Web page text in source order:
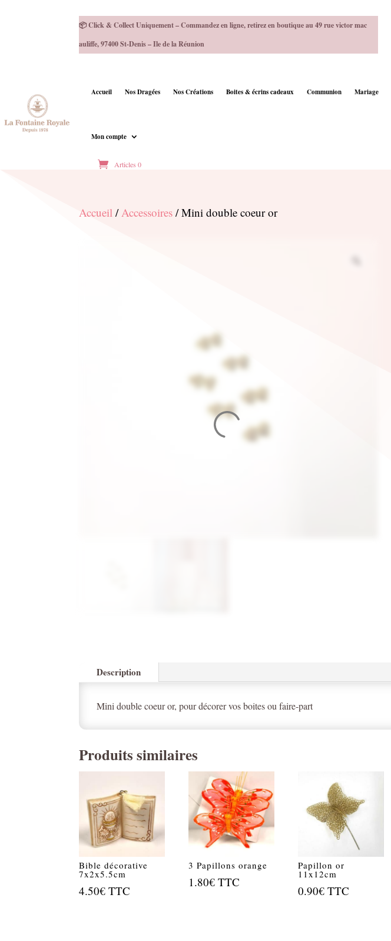
📦 Click & Collect Uniquement – Commandez en ligne, retirez en boutique au 49 rue victor mac
auliffe, 97400 St-Denis – Ile de la Réunion
Accueil Nos Dragées Nos Créations Boites & écrins cadeaux Communion Mariage
Mon compte
Articles 0
Accueil / Accessoires / Mini double coeur or
Description
Mini double coeur or, pour décorer vos boites ou faire-part
Produits similaires
Bible décorative
7x2x5.5cm
4.50€ TTC
3 Papillons orange
1.80€ TTC
Papillon or
11x12cm
0.90€ TTC